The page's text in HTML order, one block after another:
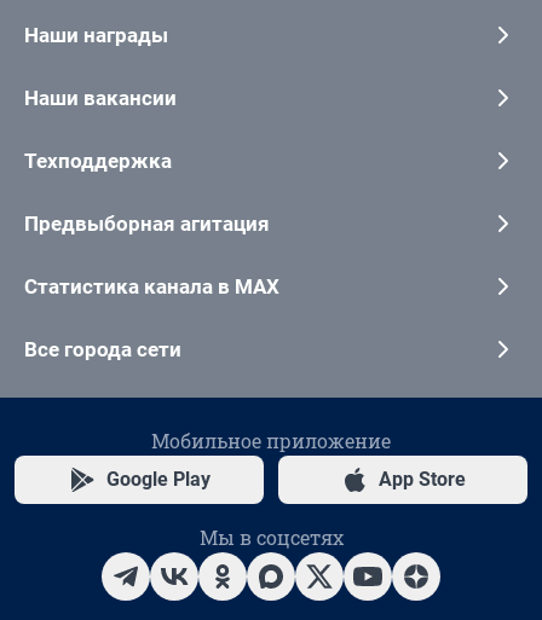
Наши награды
Наши вакансии
Техподдержка
Предвыборная агитация
Статистика канала в MAX
Все города сети
Мобильное приложение
Google Play App Store
Мы в соцсетях